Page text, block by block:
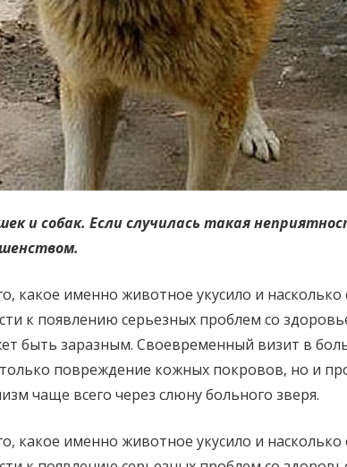
и собак. Если случилась такая
какое именно животное укусило и насколько
к появлению серьезных проблем со
быть заразным. Своевременный визит в
повреждение кожных покровов, но и
чаще всего через слюну больного зверя.
какое именно животное укусило и насколько